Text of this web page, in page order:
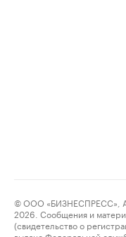
© ООО «БИЗНЕСПРЕСС»,
2026. Сообщения и
(свидетельство о